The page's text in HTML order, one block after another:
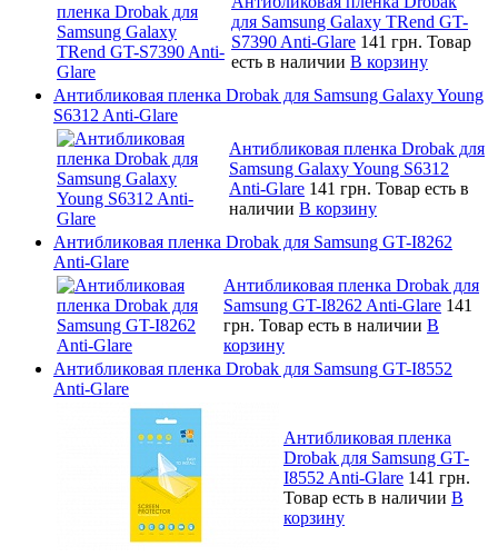
для Samsung Galaxy TRend GT-
S7390 Anti-Glare 141 грн. Товар
есть в наличии В корзину
Антибликовая пленка Drobak для Samsung Galaxy Young
S6312 Anti-Glare
Антибликовая пленка Drobak для
Samsung Galaxy Young S6312
Anti-Glare 141 грн. Товар есть в
наличии В корзину
Антибликовая пленка Drobak для Samsung GT-I8262
Anti-Glare
Антибликовая пленка Drobak для
Samsung GT-I8262 Anti-Glare 141
грн. Товар есть в наличии В
корзину
Антибликовая пленка Drobak для Samsung GT-I8552
Anti-Glare
Антибликовая пленка
Drobak для Samsung GT-
I8552 Anti-Glare 141 грн.
Товар есть в наличии В
корзину